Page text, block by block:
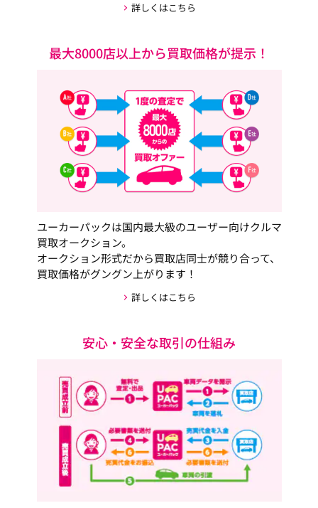
詳しくはこちら
最大8000店以上から買取価格が提示！
ユーカーパックは国内最大級のユーザー向けクルマ
買取オークション。
オークション形式だから買取店同士が競り合って、
買取価格がグングン上がります！
詳しくはこちら
安心・安全な取引の仕組み